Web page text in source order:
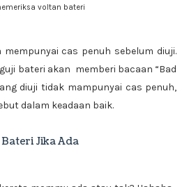
voltan bateri
cas penuh sebelum diuji.
bateri akan memberi bacaan “Bad
diuji tidak mampunyai cas penuh,
dalam keadaan baik.
Jika Ada